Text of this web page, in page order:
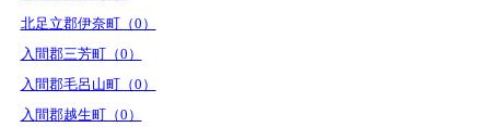
北足立郡伊奈町（0）
入間郡三芳町（0）
入間郡毛呂山町（0）
入間郡越生町（0）